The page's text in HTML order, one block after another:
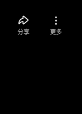
分享 更多